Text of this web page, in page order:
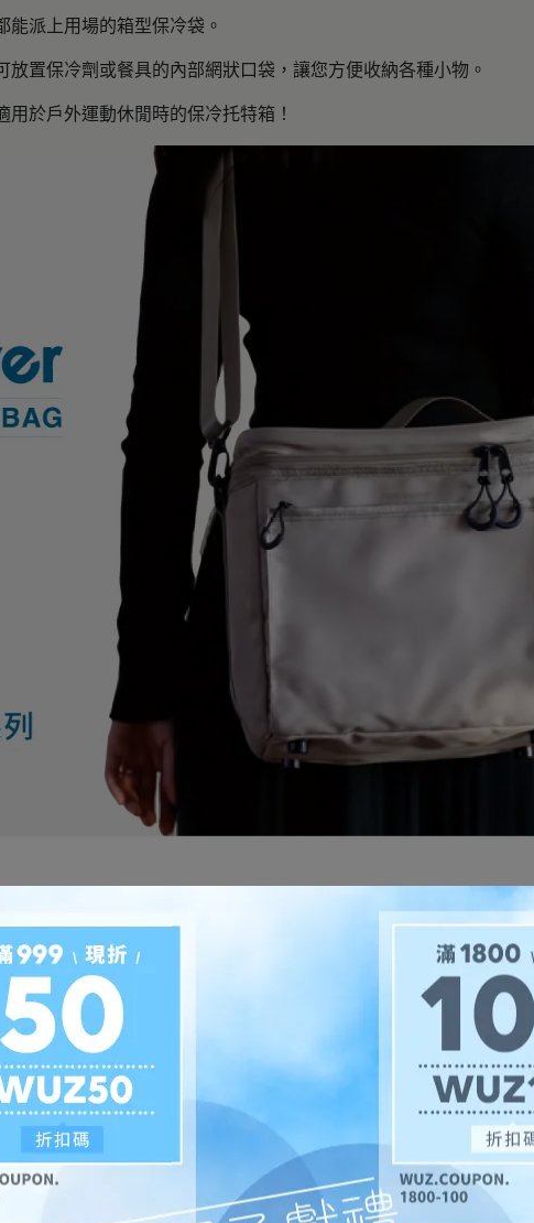
派上用場的箱型保冷袋。
置保冷劑或餐具的內部網狀口袋，讓您方便收納各種小物。
於戶外運動休閒時的保冷托特箱！